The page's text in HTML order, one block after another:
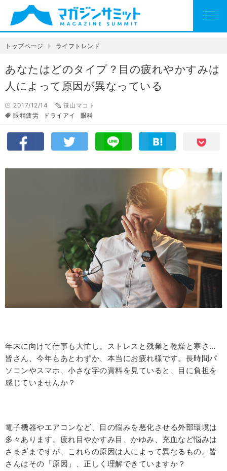
トップページ ライフトレンド
あなたはどのタイプ？目の疲れやかすみは
人によって原因が異なっている
2017/12/14
笹山マコト
眼精疲労
ドライアイ 眼科
年末に向けて仕事も大忙し。ストレスと残業と乾燥と寒さ…
皆さん、今年もあとわずか、本当にお疲れ様です。長時間パ
ソコンやスマホ、小さな字の資料を見ていると、目に負担を
感じていませんか？
電子機器やエアコンなど、目の悩みを悪化させる外部環境は
多々あります。疲れ目やかすみ目、かゆみ、充血など悩みは
さまざまですが、これらの原因は人によって異なるもの。皆
さんはその「原因」、正しく理解できていますか？